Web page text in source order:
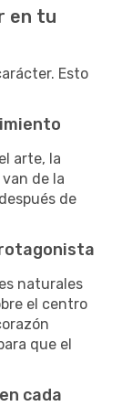
en tu
Esto
arte, la
de la
de
naturales
el centro
que el
cada